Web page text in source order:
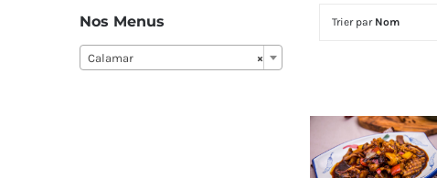
Trier par Nom
Nos Menus
×
Calamar